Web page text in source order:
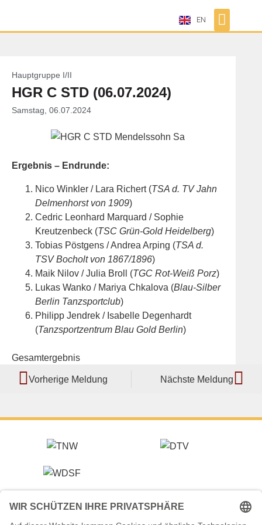
EN
Hauptgruppe I/II
HGR C STD (06.07.2024)
Samstag, 06.07.2024
Ergebnis – Endrunde:
Nico Winkler / Lara Richert (TSA d. TV Jahn
Delmenhorst von 1909)
Cedric Leonhard Marquard / Sophie
Kreutzenbeck (TSC Grün-Gold Heidelberg)
Tobias Pöstgens / Andrea Arping (TSA d.
TSV Bocholt von 1867/1896)
Maik Nilov / Julia Broll (TGC Rot-Weiß Porz)
Lukas Wanko / Mariya Chkalova (Blau-Silber
Berlin Tanzsportclub)
Philipp Jendrek / Isabelle Degenhardt
(Tanzsportzentrum Blau Gold Berlin)
Gesamtergebnis
Vorherige Meldung Nächste Meldung